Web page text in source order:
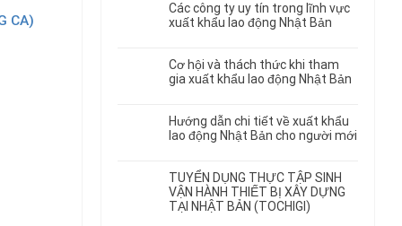
CA)
Các công ty uy tín trong lĩnh vực
xuất khẩu lao động Nhật Bản
Cơ hội và thách thức khi tham
gia xuất khẩu lao động Nhật Bản
Hướng dẫn chi tiết về xuất khẩu
lao động Nhật Bản cho người mới
TUYỂN DỤNG THỰC TẬP SINH
VẬN HÀNH THIẾT BỊ XÂY DỰNG
TẠI NHẬT BẢN (TOCHIGI)